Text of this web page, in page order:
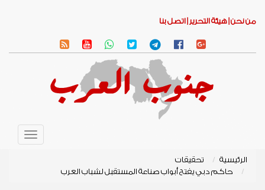
من نحن | هيئة التحرير | اتصل بنا
Toggle
الرئيسية
تحقيقات
حاكم دبي يفتح أبواب صناعة المستقبل لشباب العرب